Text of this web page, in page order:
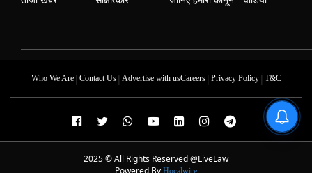
Who We Are| Contact Us| Advertise with usCareers| Privacy Policy| T&C
2025 © All Rights Reserved @LiveLaw
Powered By Hocalwire